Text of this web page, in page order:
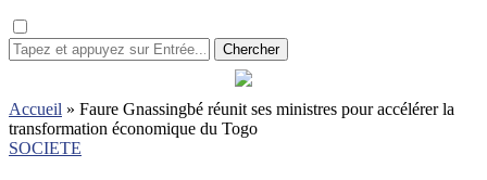
Chercher
Accueil » Faure Gnassingbé réunit ses ministres pour accélérer la
transformation économique du Togo
SOCIETE